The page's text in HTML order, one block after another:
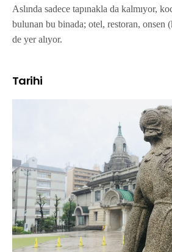
Aslında sadece tapınakla da kalmıyor,
bulunan bu binada; otel, restoran, onsen
de yer alıyor.
Tarihi